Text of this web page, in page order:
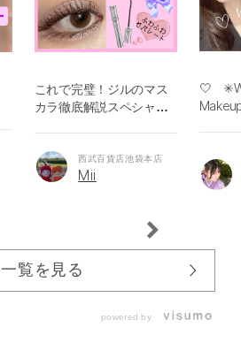
これで完璧！ジルのマス
カラ徹底解説スペシャル
西武百貨店池袋本店
Mii
🤍
一覧を見る
powered by